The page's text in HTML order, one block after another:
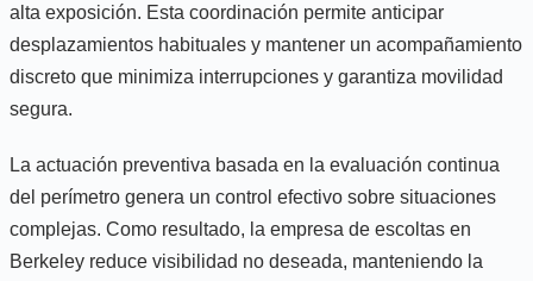
alta exposición. Esta coordinación permite anticipar
desplazamientos habituales y mantener un acompañamiento
discreto que minimiza interrupciones y garantiza movilidad
segura.
La actuación preventiva basada en la evaluación continua
del perímetro genera un control efectivo sobre situaciones
complejas. Como resultado, la empresa de escoltas en
Berkeley reduce visibilidad no deseada, manteniendo la